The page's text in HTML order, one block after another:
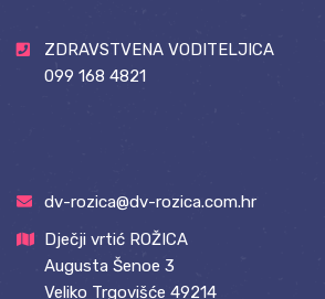
ZDRAVSTVENA VODITELJICA
099 168 4821
dv-rozica@dv-rozica.com.hr
Dječji vrtić ROŽICA
Augusta Šenoe 3
Veliko Trgovišće 49214